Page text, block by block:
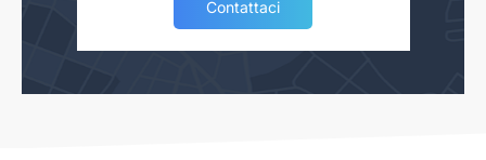
Contattaci